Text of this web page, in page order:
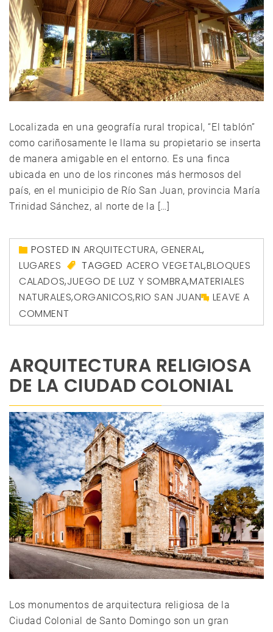
Localizada en una geografía rural tropical, “El tablón”
como cariñosamente le llama su propietario se inserta
de manera amigable en el entorno. Es una finca
ubicada en uno de los rincones más hermosos del
país, en el municipio de Río San Juan, provincia María
Trinidad Sánchez, al norte de la […]
POSTED IN ARQUITECTURA,GENERAL,
LUGARES
TAGGED ACERO VEGETAL,BLOQUES
CALADOS,JUEGO DE LUZ Y SOMBRA,MATERIALES
NATURALES,ORGANICOS,RIO SAN JUAN
LEAVE A
COMMENT
ARQUITECTURA RELIGIOSA
DE LA CIUDAD COLONIAL
Los monumentos de arquitectura religiosa de la
Ciudad Colonial de Santo Domingo son un gran